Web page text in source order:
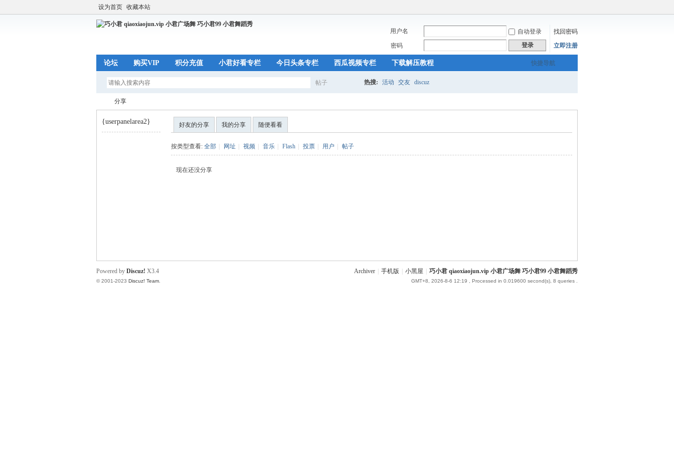
设为首页 收藏本站
用户名 自动登录
找回密码
密码
登录 立即注册
快捷导航
论坛 购买VIP 积分充值 小君好看专栏 今日头条专栏 西瓜视频专栏 下载解压教程
帖子 热搜: 活动 交友 discuz
分享
{userpanelarea2} 好友的分享 我的分享 随便看看
按类型查看: 全部 网址 视频 音乐 Flash 投票 用户 帖子
现在还没分享
Archiver 手机版 小黑屋 巧小君 qiaoxiaojun.vip 小君广场舞 巧小君99 小君舞蹈秀
GMT+8, 2026-8-6 12:19 , Processed in 0.019600 second(s), 8 queries .
Powered by Discuz! X3.4
© 2001-2023 Discuz! Team